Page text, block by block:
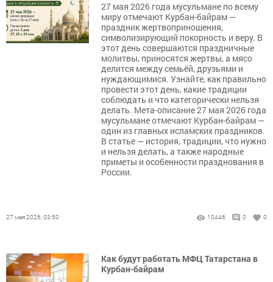
27 мая 2026 года мусульмане по всему
миру отмечают Курбан-байрам —
праздник жертвоприношения,
символизирующий покорность и веру. В
этот день совершаются праздничные
молитвы, приносятся жертвы, а мясо
делится между семьёй, друзьями и
нуждающимися. Узнайте, как правильно
провести этот день, какие традиции
соблюдать и что категорически нельзя
делать. Мета-описание 27 мая 2026 года
мусульмане отмечают Курбан-байрам —
один из главных исламских праздников.
В статье — история, традиции, что нужно
и нельзя делать, а также народные
приметы и особенности празднования в
России.
27 мая 2026, 03:50 10446 0 0
Как будут работать МФЦ Татарстана в
Курбан-байрам